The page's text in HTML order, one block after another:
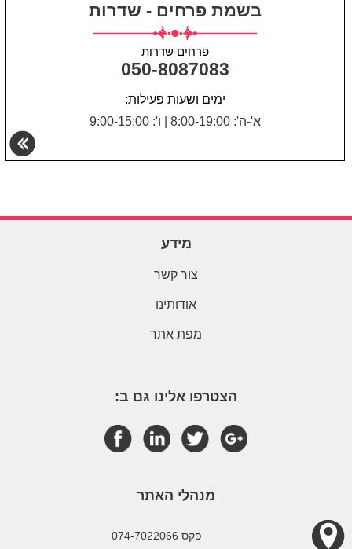
בשמת פרחים - שדרות
פרחים שדרות
050-8087083
ימים ושעות פעילות:
א'-ה': 8:00-19:00
ו': 9:00-15:00
מידע
צור קשר
אודותינו
מפת אתר
הצטרפו אלינו גם ב:
מנהלי האתר
פקס 074-7022066